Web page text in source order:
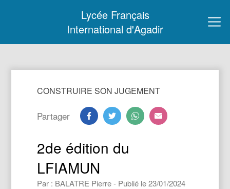
Lycée Français
International d'Agadir
CONSTRUIRE SON JUGEMENT
Partager
2de édition du
LFIAMUN
Par : BALATRE Pierre - Publié le 23/01/2024